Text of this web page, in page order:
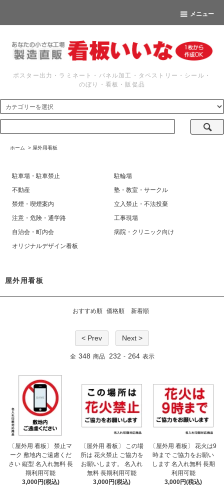
メニュー
ポスター出力・ラミネート・パネル加工・タペストリー・シール・
のぼり・看板・販促品
ホーム > 屋外用看板
駐車場・駐車禁止
駐輪場
不動産
塾・教室・サークル
禁煙・喫煙案内
立入禁止・不法投棄
注意・危険・通学路
工事現場
自治会・町内会
病院・クリニック向け
オリジナルデザイン看板
屋外用看板
おすすめ順 価格順 新着順
< Prev Next >
全 348 商品 232 - 264 表示
〔屋外用 看板〕 禁止マ
ーク 敷地内ご遠慮くだ
さい 縦型 名入れ無料 長
期利用可能
3,000円(税込)
〔屋外用 看板〕 この場
所は 花火禁止 ご協力を
お願いします。 名入れ
無料 長期利用可能
3,000円(税込)
〔屋外用 看板〕 花火は9
時まで ご協力をお願い
します 名入れ無料 長期
利用可能
3,000円(税込)